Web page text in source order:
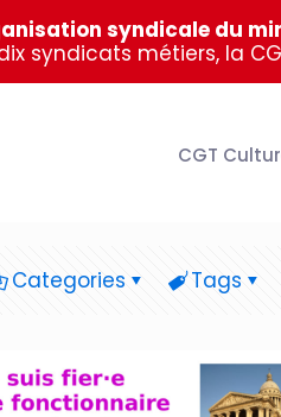
syndicale du
syndicats métiers, la
CGT
Categories Tags